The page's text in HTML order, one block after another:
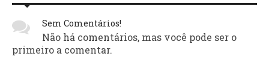
Sem Comentários!
Não há comentários, mas você pode ser o
primeiro a comentar.